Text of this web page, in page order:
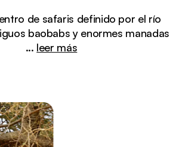
de safaris definido por el río
baobabs y enormes manadas
... leer más